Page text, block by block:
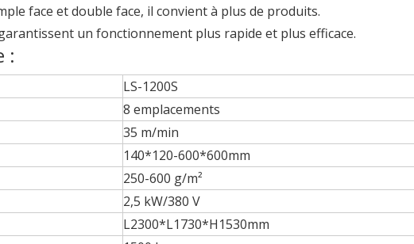
face et double face, il convient à plus de produits.
un fonctionnement plus rapide et plus efficace.
:
LS-1200S
8 emplacements
35 m/min
140*120-600*600mm
250-600 g/m²
2,5 kW/380 V
L2300*L1730*H1530mm